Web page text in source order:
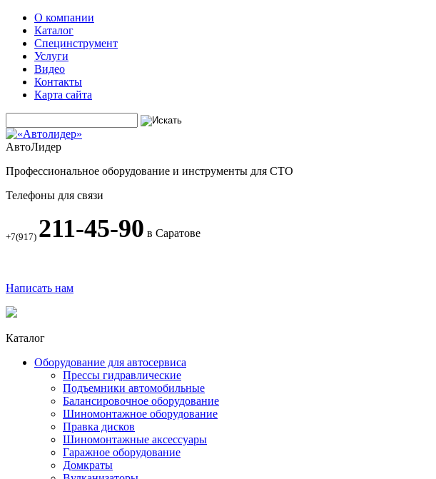
О компании
Каталог
Специнструмент
Услуги
Видео
Контакты
Карта сайта
АвтоЛидер
Профессиональное оборудование и инструменты для СТО
Телефоны для связи
+7(917) 211-45-90 в Саратове
Написать нам
Каталог
Оборудование для автосервиса
Прессы гидравлические
Подъемники автомобильные
Балансировочное оборудование
Шиномонтажное оборудование
Правка дисков
Шиномонтажные аксессуары
Гаражное оборудование
Домкраты